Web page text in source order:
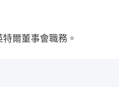
爾董事會職務。